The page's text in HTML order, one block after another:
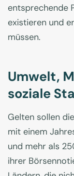
entsprechende
existieren und
müssen.
Umwelt,
soziale
Gelten sollen
mit einem
und mehr als
ihrer